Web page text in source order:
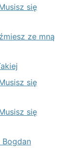
się
ze mną
się
się
Bogdan